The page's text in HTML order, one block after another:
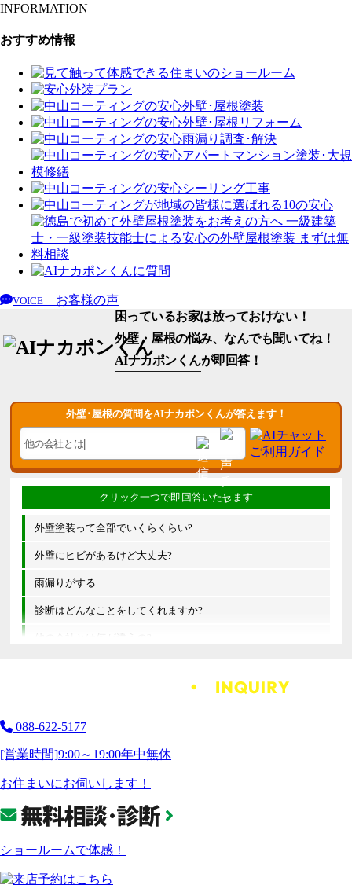
INFORMATION
おすすめ情報
VOICE
お客様の声
困っているお家は放っておけない！
外壁・屋根の悩み、なんでも聞いてね！
AIナカポンくんが即回答！
外壁･屋根の質問をAIナカポンくんが答えます！
外壁塗装って全部でいくらくらい?
外壁にヒビがあるけど大丈夫?
雨漏りがする
診断はどんなことをしてくれますか?
他の会社とは何が違うの?
088-622-5177
[営業時間]9:00～19:00年中無休
お住まいにお伺いします！
ショールームで体感！